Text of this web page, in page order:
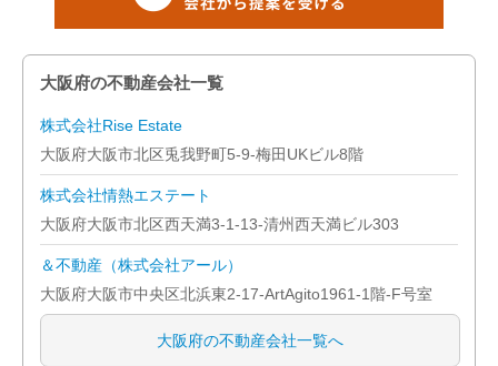
大阪府の不動産会社一覧
株式会社Rise Estate
大阪府大阪市北区兎我野町5-9-梅田UKビル8階
株式会社情熱エステート
大阪府大阪市北区西天満3-1-13-清州西天満ビル303
＆不動産（株式会社アール）
大阪府大阪市中央区北浜東2-17-ArtAgito1961-1階-F号室
大阪府の不動産会社一覧へ